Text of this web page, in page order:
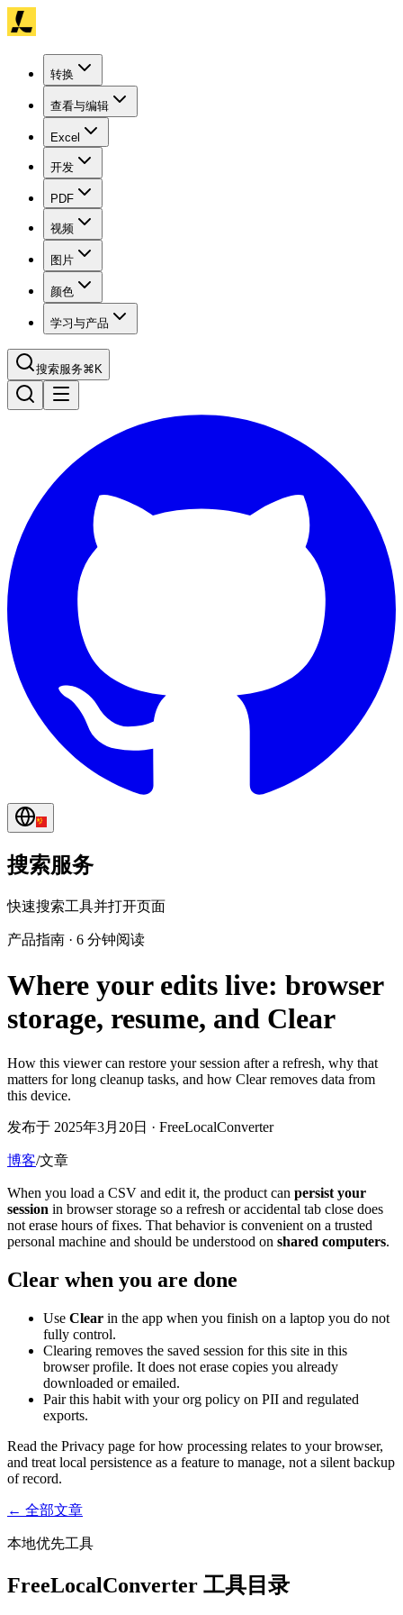
转换
查看与编辑
Excel
开发
PDF
视频
图片
颜色
学习与产品
搜索服务⌘K
搜索服务
快速搜索工具并打开页面
产品指南 · 6 分钟阅读
Where your edits live: browser
storage, resume, and Clear
How this viewer can restore your session after a refresh, why that
matters for long cleanup tasks, and how Clear removes data from
this device.
发布于 2025年3月20日 · FreeLocalConverter
博客/文章
When you load a CSV and edit it, the product can persist your
session in browser storage so a refresh or accidental tab close does
not erase hours of fixes. That behavior is convenient on a trusted
personal machine and should be understood on shared computers.
Clear when you are done
Use Clear in the app when you finish on a laptop you do not
fully control.
Clearing removes the saved session for this site in this
browser profile. It does not erase copies you already
downloaded or emailed.
Pair this habit with your org policy on PII and regulated
exports.
Read the Privacy page for how processing relates to your browser,
and treat local persistence as a feature to manage, not a silent backup
of record.
← 全部文章
本地优先工具
FreeLocalConverter 工具目录